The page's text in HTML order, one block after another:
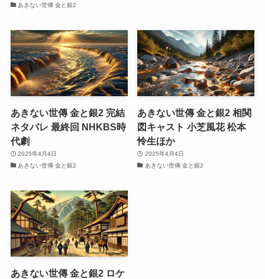
あきない世傳 金と銀2
あきない世傳 金と銀2 完結
ネタバレ 最終回 NHKBS時
代劇
2025年4月4日
あきない世傳 金と銀2
あきない世傳 金と銀2 相関
図キャスト 小芝風花 松本
怜生ほか
2025年4月4日
あきない世傳 金と銀2
あきない世傳 金と銀2 ロケ